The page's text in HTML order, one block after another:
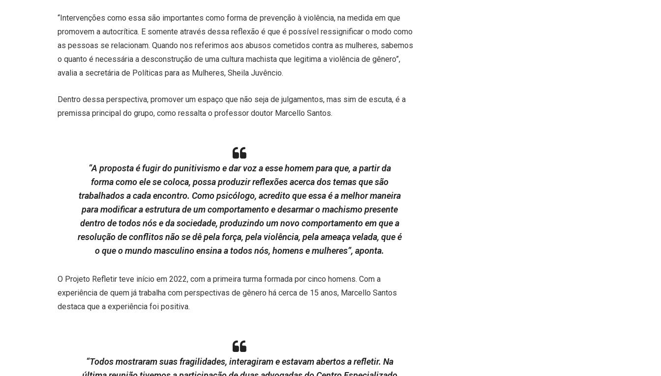
“Intervenções como essa são importantes como forma de prevenção à violência, na medida em que
promovem a autocrítica. E somente através dessa reflexão é que é possível ressignificar o modo como
as pessoas se relacionam. Quando nos referimos aos abusos cometidos contra as mulheres, sabemos
o quanto é necessária a desconstrução de uma cultura machista que legitima a violência de gênero”,
avalia a secretária de Políticas para as Mulheres, Sheila Juvêncio.
Dentro dessa perspectiva, promover um espaço que não seja de julgamentos, mas sim de escuta, é a
premissa principal do grupo, como ressalta o professor doutor Marcello Santos.
“A proposta é fugir do punitivismo e dar voz a esse homem para que, a partir da
forma como ele se coloca, possa produzir reflexões acerca dos temas que são
trabalhados a cada encontro. Como psicólogo, acredito que essa é a melhor maneira
para modificar a estrutura de um comportamento e desarmar o machismo presente
dentro de todos nós e da sociedade, produzindo um novo comportamento em que a
resolução de conflitos não se dê pela força, pela violência, pela ameaça velada, que é
o que o mundo masculino ensina a todos nós, homens e mulheres”, aponta.
O Projeto Refletir teve início em 2022, com a primeira turma formada por cinco homens. Com a
experiência de quem já trabalha com perspectivas de gênero há cerca de 15 anos, Marcello Santos
destaca que a experiência foi positiva.
“Todos mostraram suas fragilidades, interagiram e estavam abertos a refletir. Na